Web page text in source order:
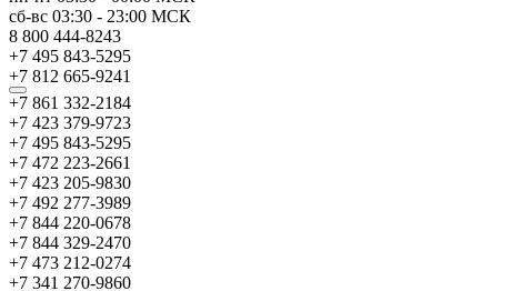
сб-вс 03:30 - 23:00 МСК
8 800 444-8243
+7 495 843-5295
+7 812 665-9241
+7 861 332-2184
+7 423 379-9723
+7 495 843-5295
+7 472 223-2661
+7 423 205-9830
+7 492 277-3989
+7 844 220-0678
+7 844 329-2470
+7 473 212-0274
+7 341 270-9860